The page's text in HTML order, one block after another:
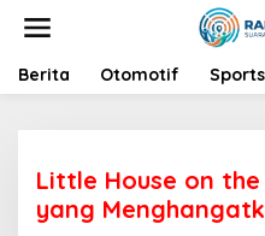
t
Berita Otomotif Sports
Little House on
yang